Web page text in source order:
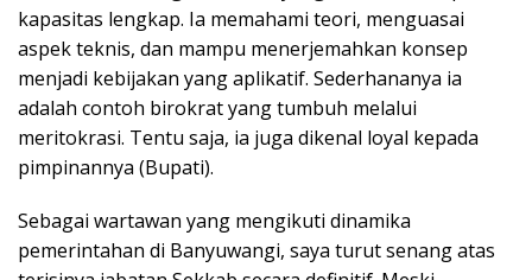
kapasitas lengkap. Ia memahami teori, menguasai
aspek teknis, dan mampu menerjemahkan konsep
menjadi kebijakan yang aplikatif. Sederhananya ia
adalah contoh birokrat yang tumbuh melalui
meritokrasi. Tentu saja, ia juga dikenal loyal kepada
pimpinannya (Bupati).
Sebagai wartawan yang mengikuti dinamika
pemerintahan di Banyuwangi, saya turut senang atas